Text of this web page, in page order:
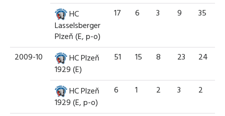
HC
Lasselsberger
Plzeň (E, p-o)
17 6 3 9 35
2009-10
HC Plzeň
1929 (E)
51 15 8 23 24
HC Plzeň
1929 (E, p-o)
6 1 2 3 2